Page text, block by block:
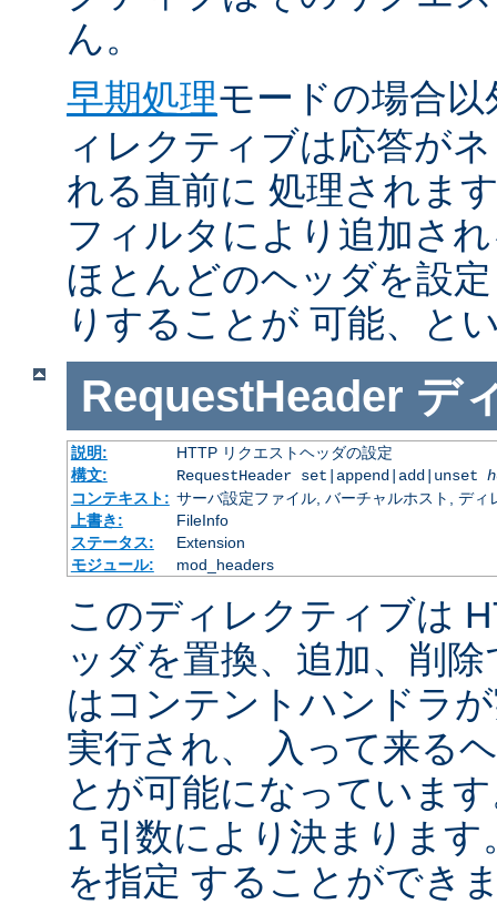
ん。
早期処理モードの場合
ィレクティブは応答が
れる直前に 処理されま
フィルタにより追加さ
ほとんどのヘッダを設
りすることが 可能、と
RequestHeader デ
説明:
HTTP リクエストヘッダの設定
構文:
RequestHeader set|append|add|unset
コンテキスト: サーバ設定ファイル, バーチャルホスト, ディ
上書き:
FileInfo
ステータス:
Extension
モジュール:
mod_headers
このディレクティブは
ッダを置換、追加、削
はコンテントハンドラ
実行され、 入って来る
とが可能になっていま
1 引数により決まりま
を指定 することができ